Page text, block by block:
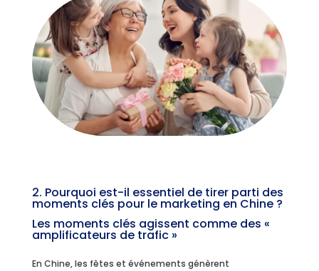
2. Pourquoi est-il essentiel de tirer parti des
moments clés pour le marketing en Chine ?
Les moments clés agissent comme des «
amplificateurs de trafic »
En Chine, les fêtes et événements génèrent